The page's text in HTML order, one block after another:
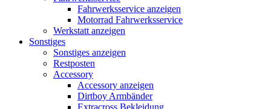
Fahrwerksservice anzeigen
Motorrad Fahrwerksservice
Werkstatt anzeigen
Sonstiges
Sonstiges anzeigen
Restposten
Accessory
Accessory anzeigen
Dirtboy Armbänder
Extracross Bekleidung